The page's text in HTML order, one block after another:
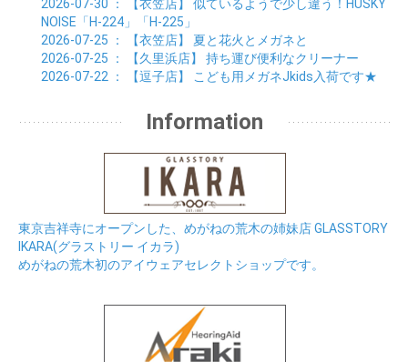
2026-07-30 ： 【衣笠店】 似ているようで少し違う！HUSKY
NOISE「H-224」「H-225」
2026-07-25 ： 【衣笠店】 夏と花火とメガネと
2026-07-25 ： 【久里浜店】 持ち運び便利なクリーナー
2026-07-22 ： 【逗子店】 こども用メガネJkids入荷です★
Information
東京吉祥寺にオープンした、めがねの荒木の姉妹店 GLASSTORY
IKARA(グラストリー イカラ)
めがねの荒木初のアイウェアセレクトショップです。